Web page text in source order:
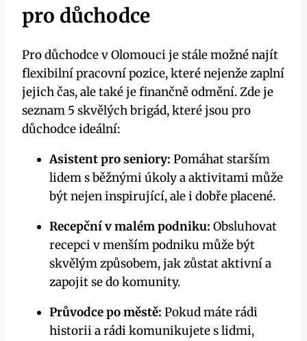
pro důchodce
Pro důchodce v Olomouci je stále možné najít
flexibilní pracovní pozice, které nejenže zaplní
jejich čas, ale také je finančně odmění. Zde je
seznam 5 skvělých brigád, které jsou pro
důchodce ideální:
Asistent pro seniory: Pomáhat starším
lidem s běžnými úkoly a aktivitami může
být nejen inspirující, ale i dobře placené.
Recepční v malém podniku: Obsluhovat
recepci v menším podniku může být
skvělým způsobem, jak zůstat aktivní a
zapojit se do komunity.
Průvodce po městě: Pokud máte rádi
historii a rádi komunikujete s lidmi,